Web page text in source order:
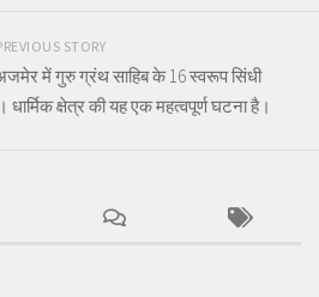
STORY
में गुरु ग्रंथ साहिब के 16 स्वरूप सिंधी
क्षेत्र की यह एक महत्वपूर्ण घटना है।